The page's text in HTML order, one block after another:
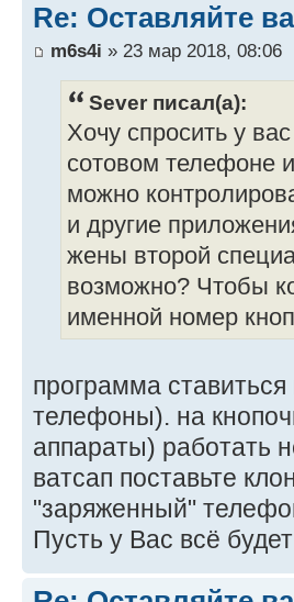
Re: Оставляйте
m6s4i » 23 мар 2018, 08:06
Sever писал(а):
Хочу спросить у
сотовом телефоне
можно
и другие
жены второй
возможно? Чтобы
именной номер
программа
телефоны). на
аппараты) работать
ватсап поставьте
"заряженный"
Пусть у Вас всё